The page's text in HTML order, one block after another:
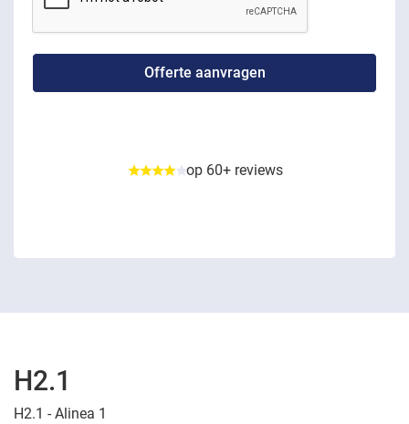
op 60+ reviews
H2.1
H2.1 - Alinea 1